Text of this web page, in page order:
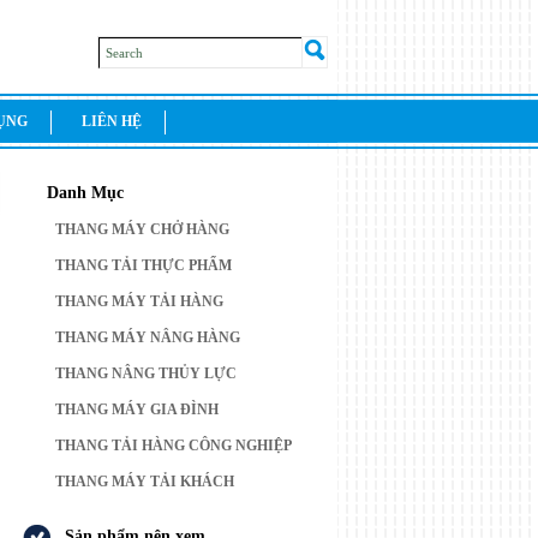
LIÊN HỆ
Danh Mục
THANG MÁY CHỞ HÀNG
THANG TẢI THỰC PHẨM
THANG MÁY TẢI HÀNG
THANG MÁY NÂNG HÀNG
THANG NÂNG THỦY LỰC
THANG MÁY GIA ĐÌNH
THANG TẢI HÀNG CÔNG NGHIỆP
THANG MÁY TẢI KHÁCH